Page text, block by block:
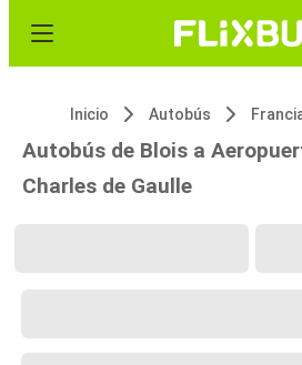
Inicio Autobús
Autobús de Blois a
Charles de Gaulle